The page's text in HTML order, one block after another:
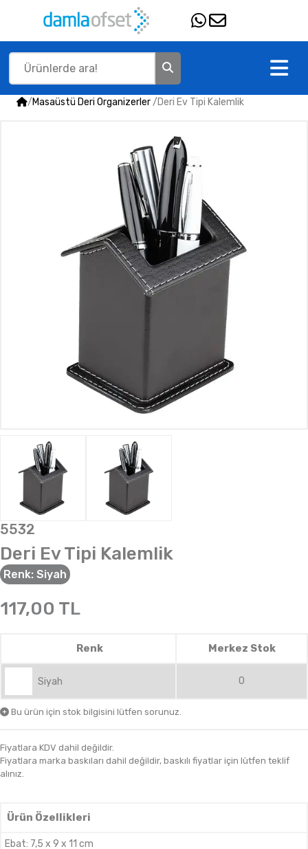
/Masaüstü Deri Organizerler/Deri Ev Tipi Kalemlik
5532
Deri Ev Tipi Kalemlik
Renk: Siyah
117,00 TL
Renk Merkez Stok
Siyah 0
Bu ürün için stok bilgisini lütfen sorunuz.
Fiyatlara KDV dahil değildir.
Fiyatlara marka baskıları dahil değildir, baskılı fiyatlar için lütfen teklif
alınız.
Ürün Özellikleri
Ebat: 7,5 x 9 x 11 cm